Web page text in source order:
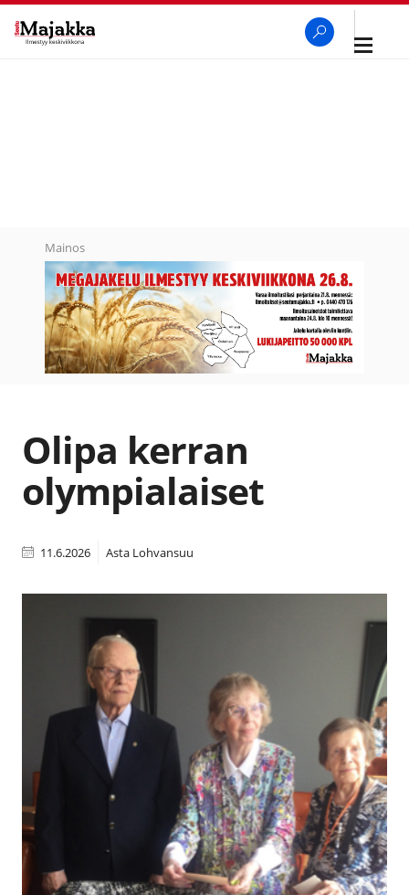
Avaa
Mainos
Olipa kerran
olympialaiset
11.6.2026 Asta Lohvansuu